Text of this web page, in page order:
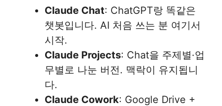
Claude Chat: ChatGPT랑 똑같은
챗봇입니다. AI 처음 쓰는 분 여기서
시작.
Claude Projects: Chat을 주제별·업
무별로 나눈 버전. 맥락이 유지됩니
다.
Claude Cowork: Google Drive +